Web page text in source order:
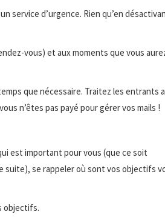
service d’urgence. Rien qu’en
vous) et aux moments que vous
que nécessaire. Traitez les entrants
n’êtes pas payé pour gérer vos mails !
est important pour vous (que ce soit
suite), se rappeler où sont vos objectifs
objectifs.